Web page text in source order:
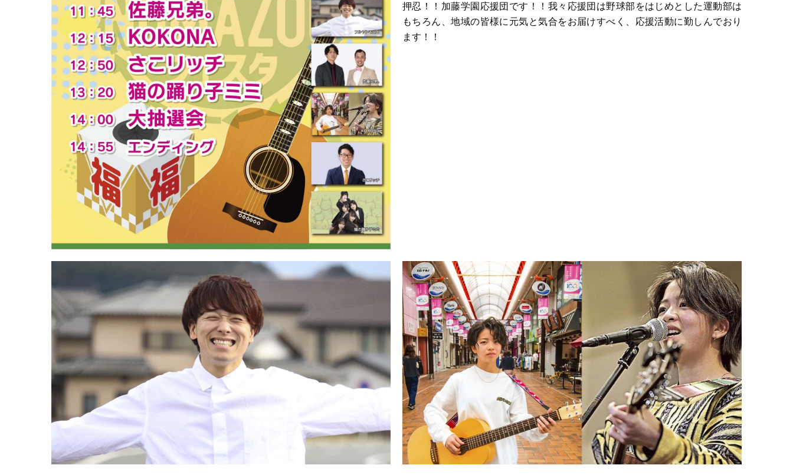
押忍！！加藤学園応援団です！！我々応援団は野球部をはじめとした運動部は
もちろん、地域の皆様に元気と気合をお届けすべく、応援活動に勤しんでおり
ます！！